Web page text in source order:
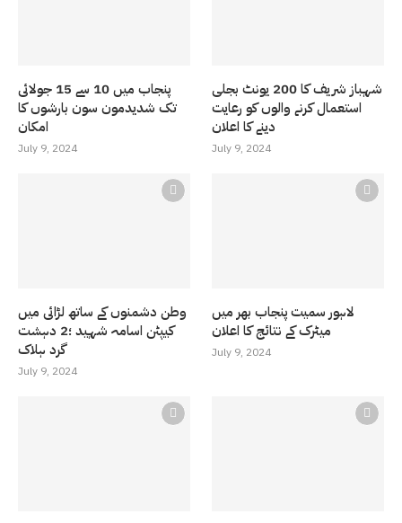
پنجاب میں 10 سے 15 جولائی
تک شدیدمون سون بارشوں کا
امکان
July 9, 2024
شہباز شریف کا 200 یونٹ بجلی
استعمال کرنے والوں کو رعایت
دینے کا اعلان
July 9, 2024
وطن دشمنوں کے ساتھ لڑائی میں
کیپٹن اسامہ شہید ؛2 دہشت
گرد ہلاک
July 9, 2024
لاہور سمیت پنجاب بھر میں
میٹرک کے نتائج کا اعلان
July 9, 2024